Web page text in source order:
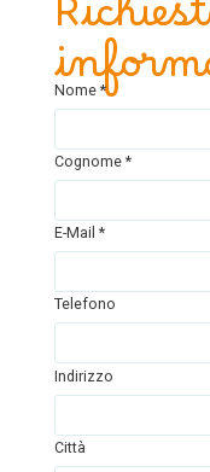
Nome *
Cognome *
E-Mail *
Telefono
Indirizzo
Città